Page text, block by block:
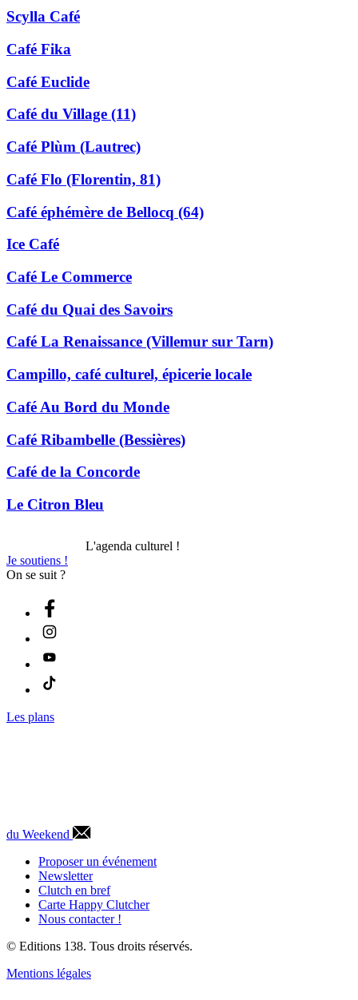
Scylla Café
Café Fika
Café Euclide
Café du Village (11)
Café Plùm (Lautrec)
Café Flo (Florentin, 81)
Café éphémère de Bellocq (64)
Ice Café
Café Le Commerce
Café du Quai des Savoirs
Café La Renaissance (Villemur sur Tarn)
Campillo, café culturel, épicerie locale
Café Au Bord du Monde
Café Ribambelle (Bessières)
Café de la Concorde
Le Citron Bleu
L'agenda culturel !
Je soutiens !
On se suit ?
Les plans
du Weekend
Proposer un événement
Newsletter
Clutch en bref
Carte Happy Clutcher
Nous contacter !
© Editions 138. Tous droits réservés.
Mentions légales